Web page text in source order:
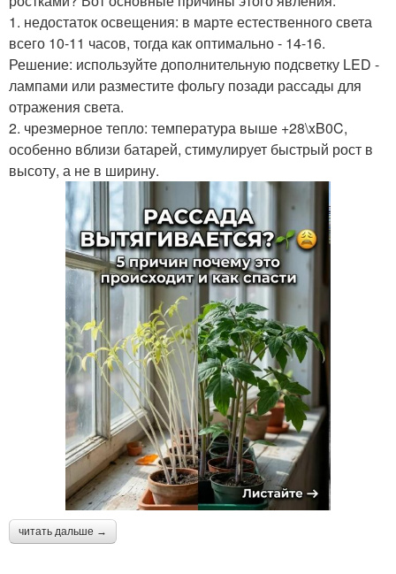
1. недостаток освещения: в марте естественного света
всего 10-11 часов, тогда как оптимально - 14-16.
Решение: используйте дополнительную подсветку LED -
лампами или разместите фольгу позади рассады для
отражения света.
2. чрезмерное тепло: температура выше +28\xB0C,
особенно вблизи батарей, стимулирует быстрый рост в
высоту, а не в ширину.
читать дальше →